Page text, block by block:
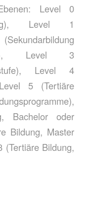
Level 0
Level 1
Level 3
Level 4
5 (Tertiäre
Bachelor oder
Bildung, Master
(Tertiäre Bildung,